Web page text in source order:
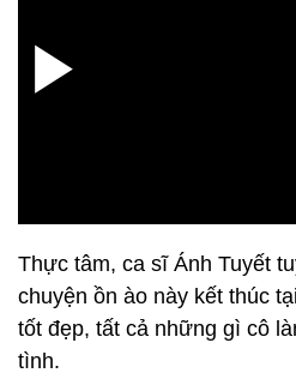
Thực tâm, ca sĩ Ánh Tuyết
chuyện ồn ào này kết thúc
tốt đẹp, tất cả những gì cô
tình.